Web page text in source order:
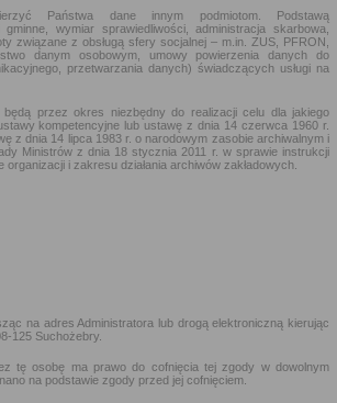
Państwa dane innym podmiotom. Podstawą
wymiar sprawiedliwości, administracja skarbowa,
związane z obsługą sfery socjalnej – m.in. ZUS, PFRON,
danym osobowym, umowy powierzenia danych do
przetwarzania danych) świadczących usługi na
przez okres niezbędny do realizacji celu dla jakiego
kompetencyjne lub ustawę z dnia 14 czerwca 1960 r.
z dnia 14 lipca 1983 r. o narodowym zasobie archiwalnym i
Ministrów z dnia 18 stycznia 2011 r. w sprawie instrukcji
i zakresu działania archiwów zakładowych.
na adres Administratora lub drogą elektroniczną kierując
125 Suchożebry.
tę osobę ma prawo do cofnięcia tej zgody w dowolnym
na podstawie zgody przed jej cofnięciem.